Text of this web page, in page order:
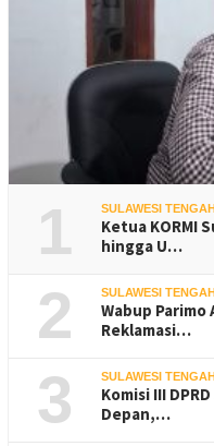
1 SULAWESI TENGAH
Ketua KORMI
hingga U…
2 SULAWESI TENGAH
Wabup
Reklamasi…
3 SULAWESI TENGAH
Komisi III
Depan,…